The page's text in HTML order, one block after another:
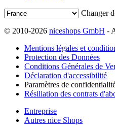
Changer
© 2010-2026 niceshops GmbH -
Mentions légales et
Protection des Données
Conditions Générales de
Déclaration d'accessibilité
Paramètres de
Résiliation des contrats
Entreprise
Autres nice Shops